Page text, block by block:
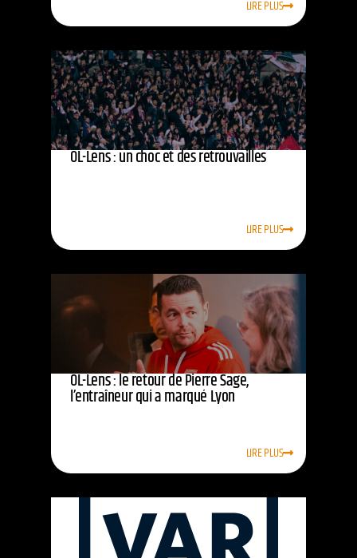
LIRE PLUS
OL-Lens : un choc et des retrouvailles
LIRE PLUS
OL-Lens : le retour de Pierre Sage,
l’entraîneur qui a marqué Lyon
LIRE PLUS